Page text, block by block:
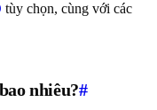
tùy chọn, cùng với các
nhiêu?#